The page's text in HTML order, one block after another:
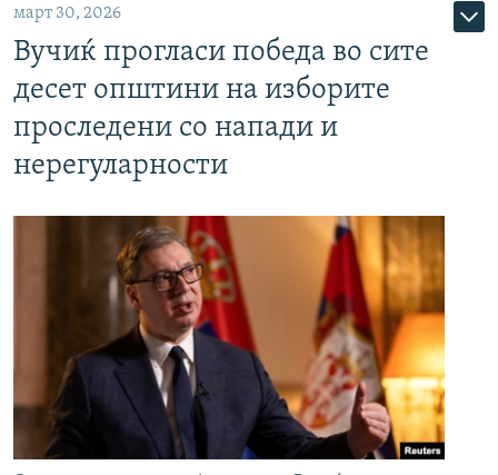
март 30, 2026
Вучиќ прогласи победа во сите
десет општини на изборите
проследени со напади и
нерегуларности